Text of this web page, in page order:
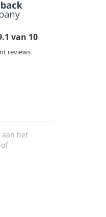
van 10
reviews
aan het